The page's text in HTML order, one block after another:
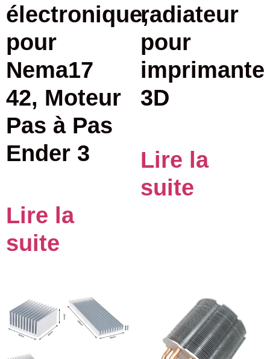
électronique,
pour
Nema17
42, Moteur
Pas à Pas
Ender 3
Lire la
suite
radiateur
pour
imprimante
3D
Lire la
suite